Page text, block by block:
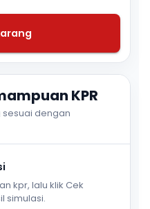
KPR
sesuai dengan
kpr, lalu klik Cek
simulasi.